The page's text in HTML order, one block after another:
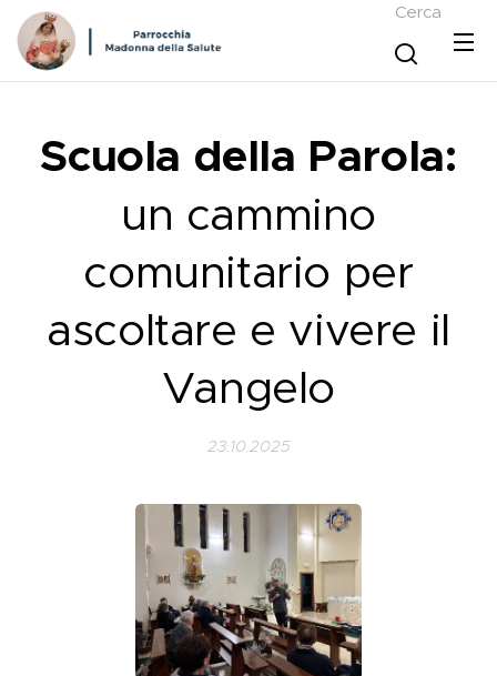
Cerca
Scuola della Parola:
un cammino
comunitario per
ascoltare e vivere il
Vangelo
23.10.2025